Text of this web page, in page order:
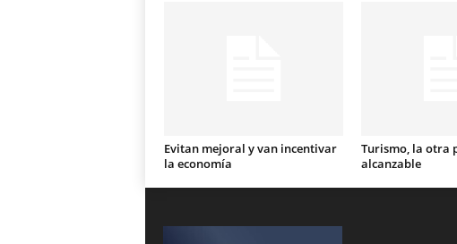
Evitan mejoral y van incentivar
la economía
Turismo, la otra
alcanzable